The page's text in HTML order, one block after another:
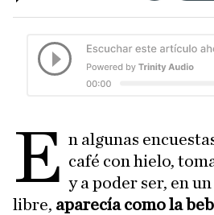
E n algunas
café con hielo,
y a poder ser, en
libre, aparecía como la